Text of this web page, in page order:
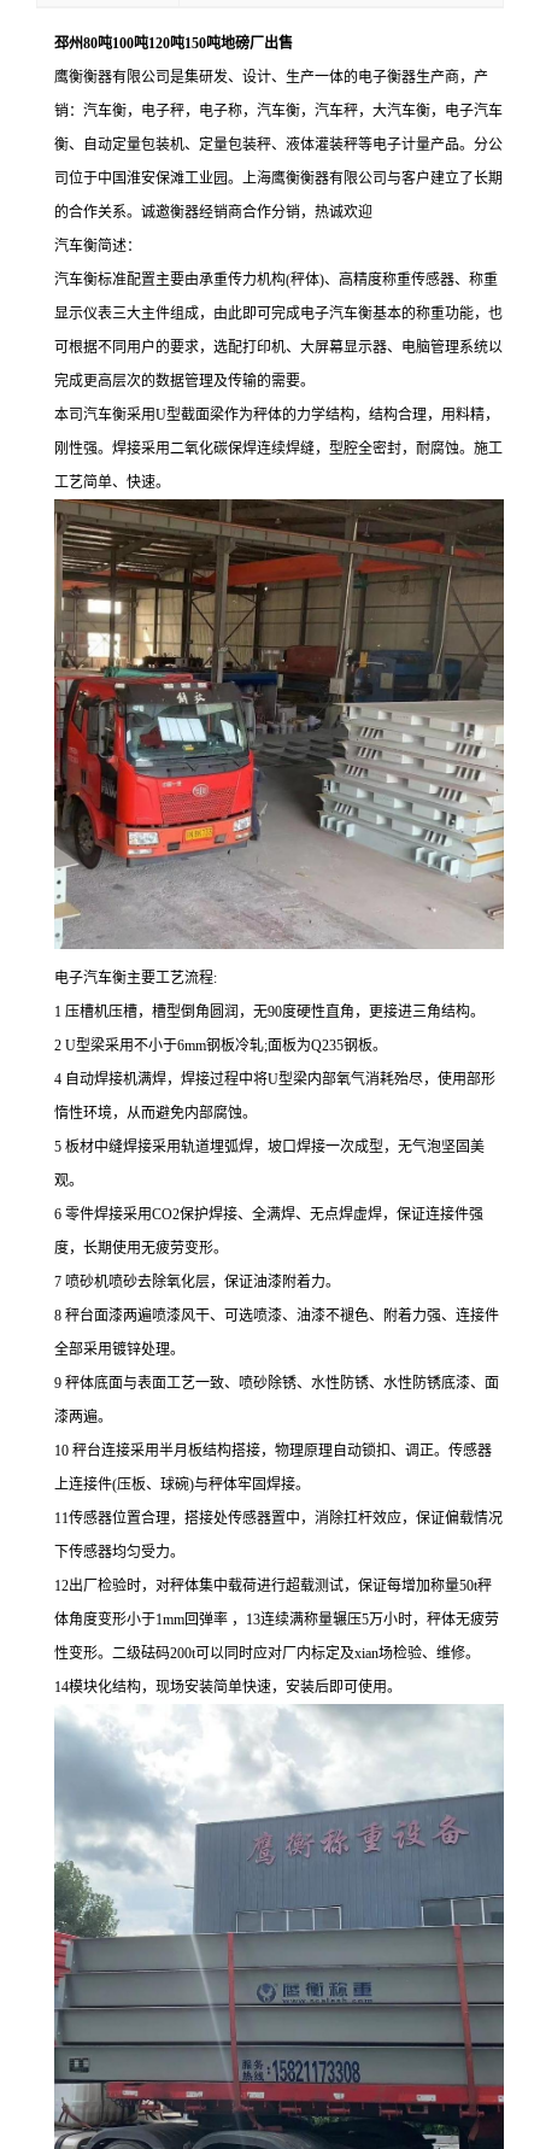
邳州80吨100吨120吨150吨地磅厂出售
鹰衡衡器有限公司是集研发、设计、生产一体的电子衡器生产商，产
销：汽车衡，电子秤，电子称，汽车衡，汽车秤，大汽车衡，电子汽车
衡、自动定量包装机、定量包装秤、液体灌装秤等电子计量产品。分公
司位于中国淮安保滩工业园。上海鹰衡衡器有限公司与客户建立了长期
的合作关系。诚邀衡器经销商合作分销，热诚欢迎
汽车衡简述：
汽车衡标准配置主要由承重传力机构(秤体)、高精度称重传感器、称重
显示仪表三大主件组成，由此即可完成电子汽车衡基本的称重功能，也
可根据不同用户的要求，选配打印机、大屏幕显示器、电脑管理系统以
完成更高层次的数据管理及传输的需要。
本司汽车衡采用U型截面梁作为秤体的力学结构，结构合理，用料精，
刚性强。焊接采用二氧化碳保焊连续焊缝，型腔全密封，耐腐蚀。施工
工艺简单、快速。
电子汽车衡主要工艺流程:
1 压槽机压槽，槽型倒角圆润，无90度硬性直角，更接进三角结构。
2 U型梁采用不小于6mm钢板冷轧;面板为Q235钢板。
4 自动焊接机满焊，焊接过程中将U型梁内部氧气消耗殆尽，使用部形
惰性环境，从而避免内部腐蚀。
5 板材中缝焊接采用轨道埋弧焊，坡口焊接一次成型，无气泡坚固美
观。
6 零件焊接采用CO2保护焊接、全满焊、无点焊虚焊，保证连接件强
度，长期使用无疲劳变形。
7 喷砂机喷砂去除氧化层，保证油漆附着力。
8 秤台面漆两遍喷漆风干、可选喷漆、油漆不褪色、附着力强、连接件
全部采用镀锌处理。
9 秤体底面与表面工艺一致、喷砂除锈、水性防锈、水性防锈底漆、面
漆两遍。
10 秤台连接采用半月板结构搭接，物理原理自动锁扣、调正。传感器
上连接件(压板、球碗)与秤体牢固焊接。
11传感器位置合理，搭接处传感器置中，消除扛杆效应，保证偏载情况
下传感器均匀受力。
12出厂检验时，对秤体集中载荷进行超载测试，保证每增加称量50t秤
体角度变形小于1mm回弹率 ，13连续满称量辗压5万小时，秤体无疲劳
性变形。二级砝码200t可以同时应对厂内标定及xian场检验、维修。
14模块化结构，现场安装简单快速，安装后即可使用。